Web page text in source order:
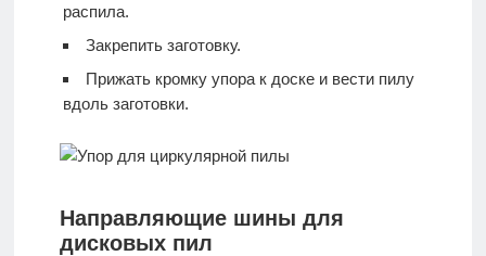
распила.
Закрепить заготовку.
Прижать кромку упора к доске и вести пилу
вдоль заготовки.
Направляющие шины для
дисковых пил